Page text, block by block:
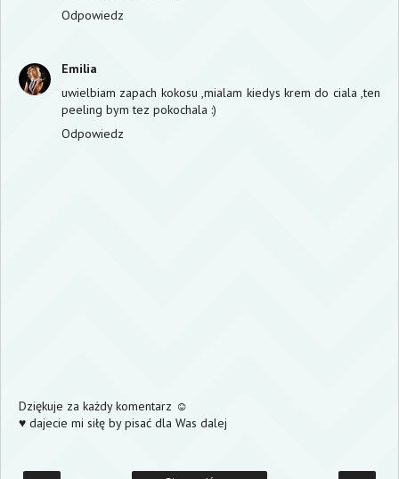
Odpowiedz
Emilia
uwielbiam zapach kokosu ,mialam kiedys krem do ciala ,ten
peeling bym tez pokochala :)
Odpowiedz
Dziękuje za każdy komentarz ☺
♥ dajecie mi siłę by pisać dla Was dalej